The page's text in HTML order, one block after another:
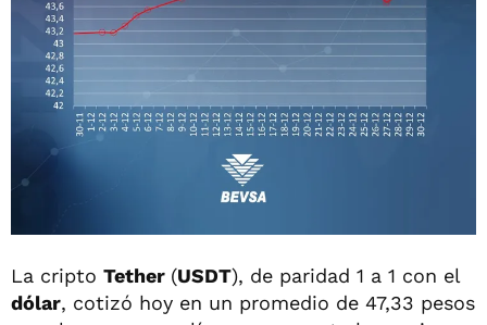
La cripto Tether (USDT), de paridad 1 a 1 con el
dólar, cotizó hoy en un promedio de 47,33 pesos